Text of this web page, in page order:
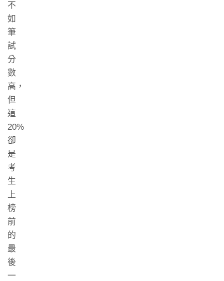
不
如
筆
試
分
數
高，
但
這
20%
卻
是
考
生
上
榜
前
的
最
後
一